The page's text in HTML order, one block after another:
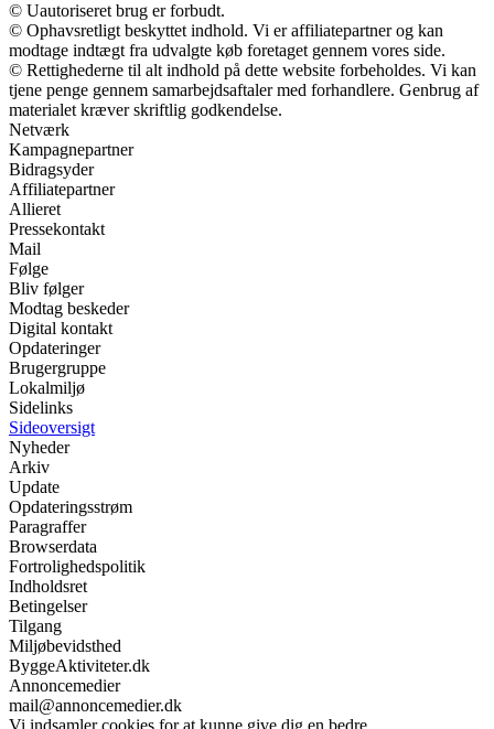
© Uautoriseret brug er forbudt.
© Ophavsretligt beskyttet indhold. Vi er affiliatepartner og kan
modtage indtægt fra udvalgte køb foretaget gennem vores side.
© Rettighederne til alt indhold på dette website forbeholdes. Vi kan
tjene penge gennem samarbejdsaftaler med forhandlere. Genbrug af
materialet kræver skriftlig godkendelse.
Netværk
Kampagnepartner
Bidragsyder
Affiliatepartner
Allieret
Pressekontakt
Mail
Følge
Bliv følger
Modtag beskeder
Digital kontakt
Opdateringer
Brugergruppe
Lokalmiljø
Sidelinks
Sideoversigt
Nyheder
Arkiv
Update
Opdateringsstrøm
Paragraffer
Browserdata
Fortrolighedspolitik
Indholdsret
Betingelser
Tilgang
Miljøbevidsthed
ByggeAktiviteter.dk
Annoncemedier
mail@annoncemedier.dk
Vi indsamler cookies for at kunne give dig en bedre